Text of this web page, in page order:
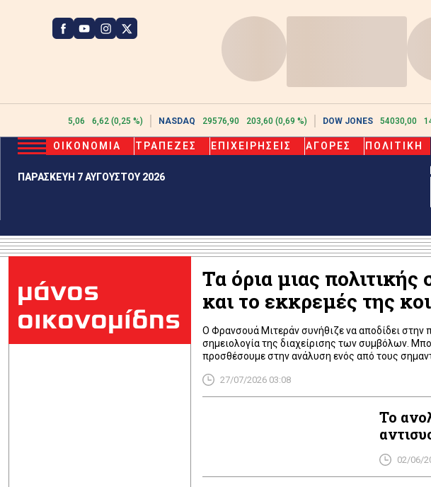
2615,06 6,62 (0,25 %) NASDAQ 29576,90 203,60 (0,69 %) DOW JONES 54030,00
ΠΑΡΑΣΚΕΥΗ 7 ΑΥΓΟΥΣΤΟΥ 2026
ΟΙΚΟΝΟΜΙΑ ΤΡΑΠΕΖΕΣ ΕΠΙΧΕΙΡΗΣΕΙΣ ΑΓΟΡΕΣ ΠΟΛΙΤΙΚΗ
μάνος
οικονομίδης
Τα όρια μιας πολιτικής
και το εκκρεμές της
Ο Φρανσουά Μιτεράν συνήθιζε να αποδίδει στην
σημειολογία της διαχείρισης των συμβόλων.
προσθέσουμε στην ανάλυση ενός από τους
«σκηνοθεσίας». Με την Ελλάδα της μετα-
ακόμη να επουλώσει τις βαθιές πληγές που
27/07/2026 03:08
Το
02/06/